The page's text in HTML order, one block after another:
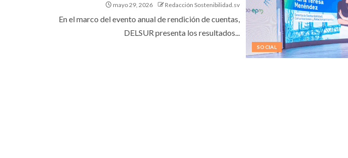
SOCIAL
mayo 29, 2026 Redacción Sostenibilidad.sv
En el marco del evento anual de rendición de cuentas,
DELSUR presenta los resultados...